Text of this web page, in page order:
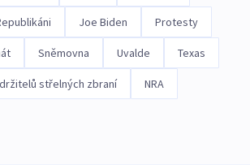
Joe Biden Protesty
Sněmovna Uvalde Texas
střelných zbraní NRA